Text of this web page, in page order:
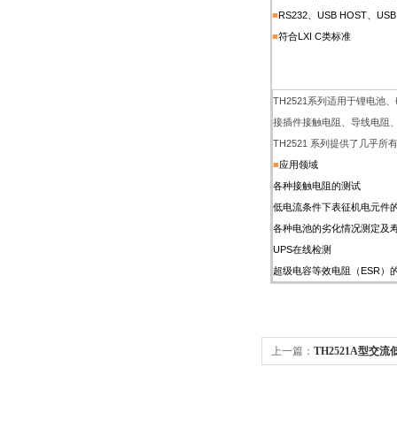
■RS232 、USB HOST、
■符合LXI C类标准
TH2521系列适用于锂电池
接插件接触电阻、导线电阻
TH2521 系列提供了几乎所
■应用领域
各种接触电阻的测试
低电流条件下表征机电元件
各种电池的劣化情况测定及
UPS在线检测
超级电容等效电阻（ESR）
上一篇： TH2521A型交流